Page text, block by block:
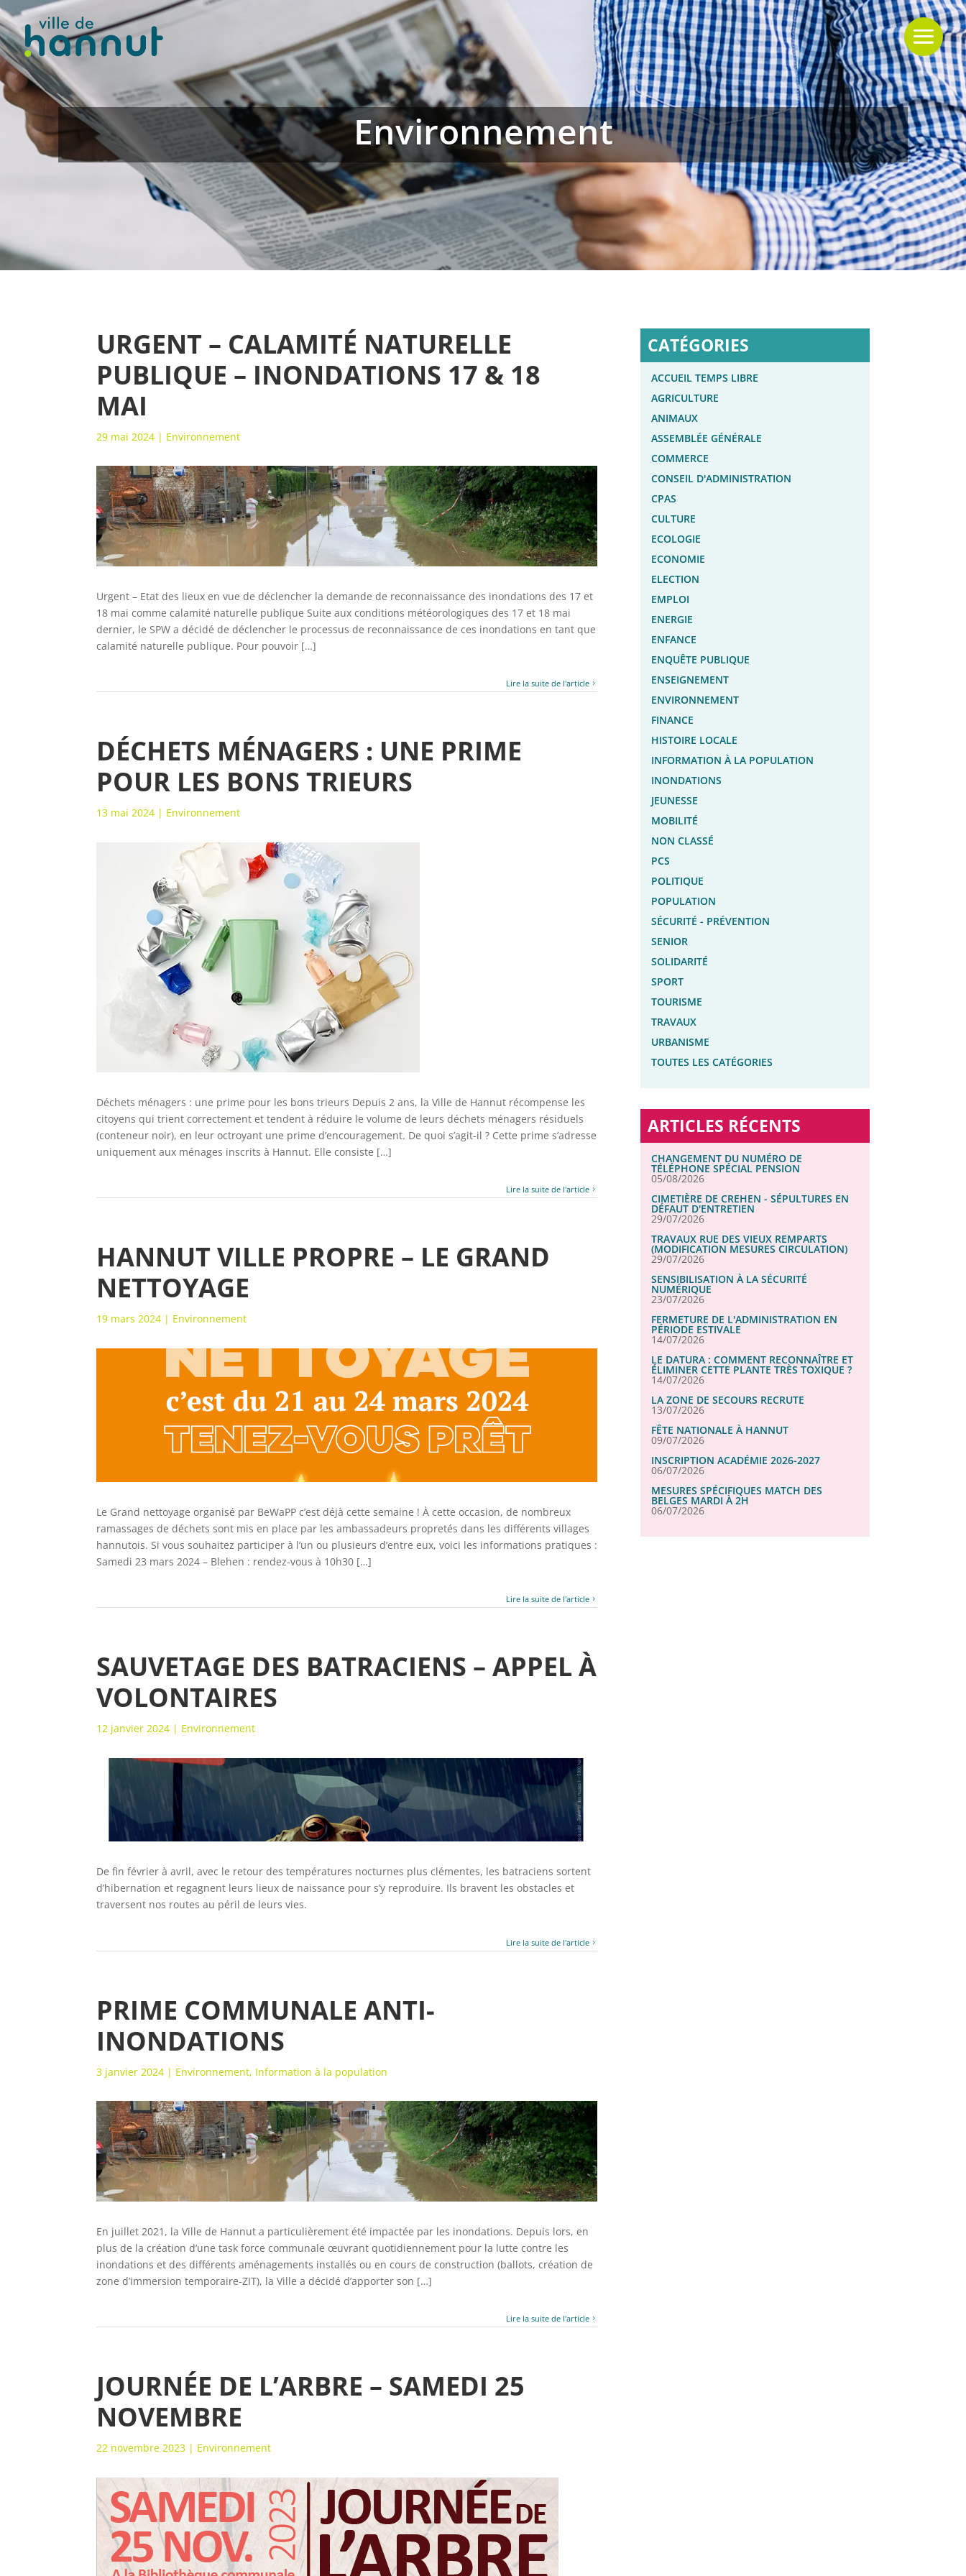
Environnement
URGENT – CALAMITÉ NATURELLE
PUBLIQUE – INONDATIONS 17 & 18
MAI
29 mai 2024 | Environnement
Urgent – Etat des lieux en vue de déclencher la demande de reconnaissance des inondations des 17 et
18 mai comme calamité naturelle publique Suite aux conditions météorologiques des 17 et 18 mai
dernier, le SPW a décidé de déclencher le processus de reconnaissance de ces inondations en tant que
calamité naturelle publique. Pour pouvoir […]
Lire la suite de l'article
DÉCHETS MÉNAGERS : UNE PRIME
POUR LES BONS TRIEURS
13 mai 2024 | Environnement
Déchets ménagers : une prime pour les bons trieurs Depuis 2 ans, la Ville de Hannut récompense les
citoyens qui trient correctement et tendent à réduire le volume de leurs déchets ménagers résiduels
(conteneur noir), en leur octroyant une prime d’encouragement. De quoi s’agit-il ? Cette prime s’adresse
uniquement aux ménages inscrits à Hannut. Elle consiste […]
Lire la suite de l'article
HANNUT VILLE PROPRE – LE GRAND
NETTOYAGE
19 mars 2024 | Environnement
Le Grand nettoyage organisé par BeWaPP c’est déjà cette semaine ! À cette occasion, de nombreux
ramassages de déchets sont mis en place par les ambassadeurs propretés dans les différents villages
hannutois. Si vous souhaitez participer à l’un ou plusieurs d’entre eux, voici les informations pratiques :
Samedi 23 mars 2024 – Blehen : rendez-vous à 10h30 […]
Lire la suite de l'article
SAUVETAGE DES BATRACIENS – APPEL À
VOLONTAIRES
12 janvier 2024 | Environnement
De fin février à avril, avec le retour des températures nocturnes plus clémentes, les batraciens sortent
d’hibernation et regagnent leurs lieux de naissance pour s’y reproduire. Ils bravent les obstacles et
traversent nos routes au péril de leurs vies.
Lire la suite de l'article
PRIME COMMUNALE ANTI-
INONDATIONS
3 janvier 2024 | Environnement, Information à la population
En juillet 2021, la Ville de Hannut a particulièrement été impactée par les inondations. Depuis lors, en
plus de la création d’une task force communale œuvrant quotidiennement pour la lutte contre les
inondations et des différents aménagements installés ou en cours de construction (ballots, création de
zone d’immersion temporaire-ZIT), la Ville a décidé d’apporter son […]
Lire la suite de l'article
JOURNÉE DE L’ARBRE – SAMEDI 25
NOVEMBRE
22 novembre 2023 | Environnement
CATÉGORIES
ACCUEIL TEMPS LIBRE
AGRICULTURE
ANIMAUX
ASSEMBLÉE GÉNÉRALE
COMMERCE
CONSEIL D'ADMINISTRATION
CPAS
CULTURE
ECOLOGIE
ECONOMIE
ELECTION
EMPLOI
ENERGIE
ENFANCE
ENQUÊTE PUBLIQUE
ENSEIGNEMENT
ENVIRONNEMENT
FINANCE
HISTOIRE LOCALE
INFORMATION À LA POPULATION
INONDATIONS
JEUNESSE
MOBILITÉ
NON CLASSÉ
PCS
POLITIQUE
POPULATION
SÉCURITÉ - PRÉVENTION
SENIOR
SOLIDARITÉ
SPORT
TOURISME
TRAVAUX
URBANISME
TOUTES LES CATÉGORIES
ARTICLES RÉCENTS
CHANGEMENT DU NUMÉRO DE
TÉLÉPHONE SPÉCIAL PENSION
05/08/2026
CIMETIÈRE DE CREHEN - SÉPULTURES EN
DÉFAUT D'ENTRETIEN
29/07/2026
TRAVAUX RUE DES VIEUX REMPARTS
(MODIFICATION MESURES CIRCULATION)
29/07/2026
SENSIBILISATION À LA SÉCURITÉ
NUMÉRIQUE
23/07/2026
FERMETURE DE L'ADMINISTRATION EN
PÉRIODE ESTIVALE
14/07/2026
LE DATURA : COMMENT RECONNAÎTRE ET
ÉLIMINER CETTE PLANTE TRÈS TOXIQUE ?
14/07/2026
LA ZONE DE SECOURS RECRUTE
13/07/2026
FÊTE NATIONALE À HANNUT
09/07/2026
INSCRIPTION ACADÉMIE 2026-2027
06/07/2026
MESURES SPÉCIFIQUES MATCH DES
BELGES MARDI À 2H
06/07/2026